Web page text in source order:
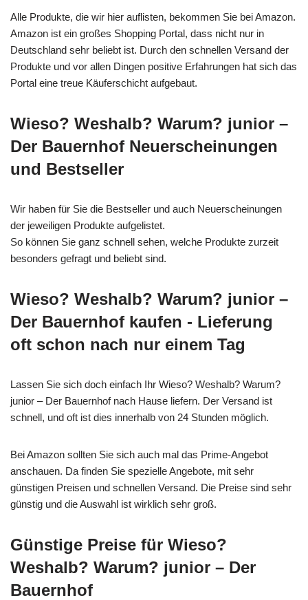
Alle Produkte, die wir hier auflisten, bekommen Sie bei Amazon.
Amazon ist ein großes Shopping Portal, dass nicht nur in
Deutschland sehr beliebt ist. Durch den schnellen Versand der
Produkte und vor allen Dingen positive Erfahrungen hat sich das
Portal eine treue Käuferschicht aufgebaut.
Wieso? Weshalb? Warum? junior –
Der Bauernhof Neuerscheinungen
und Bestseller
Wir haben für Sie die Bestseller und auch Neuerscheinungen
der jeweiligen Produkte aufgelistet.
So können Sie ganz schnell sehen, welche Produkte zurzeit
besonders gefragt und beliebt sind.
Wieso? Weshalb? Warum? junior –
Der Bauernhof kaufen - Lieferung
oft schon nach nur einem Tag
Lassen Sie sich doch einfach Ihr Wieso? Weshalb? Warum?
junior – Der Bauernhof nach Hause liefern. Der Versand ist
schnell, und oft ist dies innerhalb von 24 Stunden möglich.
Bei Amazon sollten Sie sich auch mal das Prime-Angebot
anschauen. Da finden Sie spezielle Angebote, mit sehr
günstigen Preisen und schnellen Versand. Die Preise sind sehr
günstig und die Auswahl ist wirklich sehr groß.
Günstige Preise für Wieso?
Weshalb? Warum? junior – Der
Bauernhof